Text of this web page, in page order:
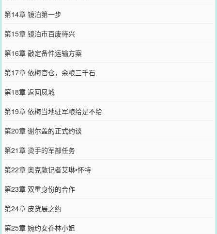
第14章 镜泊第一步
第15章 镜泊市百废待兴
第16章 敲定备件运输方案
第17章 依梅官仓，余粮三千石
第18章 返回凤城
第19章 依梅当地驻军粮给是不给
第20章 谢尔盖的正式约谈
第21章 烫手的军部任务
第22章 奥克敦记者艾琳•怀特
第23章 双重身份的合作
第24章 皮货展之约
第25章 婉约女眷林小姐